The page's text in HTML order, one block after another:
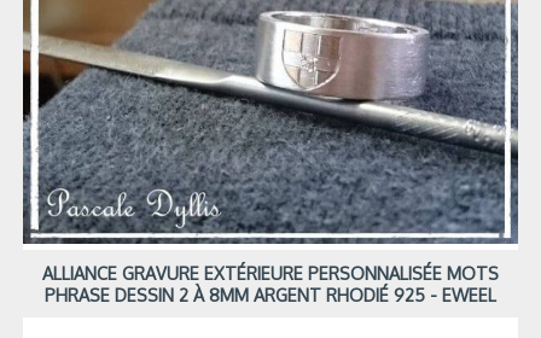
ALLIANCE GRAVURE EXTÉRIEURE PERSONNALISÉE MOTS
PHRASE DESSIN 2 À 8MM ARGENT RHODIÉ 925 - EWEEL